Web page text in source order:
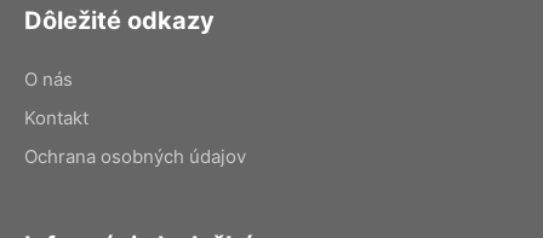
Dôležité odkazy
O nás
Kontakt
Ochrana osobných údajov